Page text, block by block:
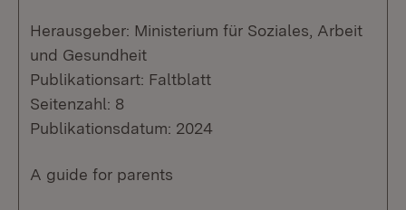
Herausgeber: Ministerium für Soziales, Arbeit
und Gesundheit
Publikationsart: Faltblatt
Seitenzahl: 8
Publikationsdatum: 2024
A guide for parents